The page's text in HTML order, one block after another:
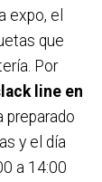
expo, el
que
Por
line en
preparado
y el día
a 14:00